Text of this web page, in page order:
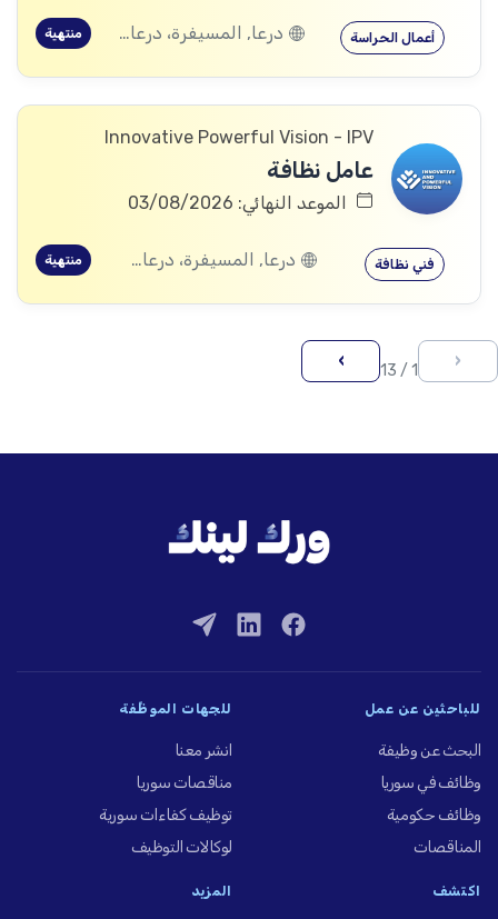
أعمال الحراسة درعا, المسيفرة، درعا, الجيزة، درعا, بصر الحرير، درعا منتهية
Innovative Powerful Vision - IPV
عامل نظافة
الموعد النهائي: 03/08/2026
فني نظافة درعا, المسيفرة، درعا, الجيزة، درعا, بصر الحرير، درعا منتهية
‹
1 / 13
›
للباحثين عن عمل
البحث عن وظيفة
وظائف في سوريا
وظائف حكومية
المناقصات
للجهات الموظِّفة
انشر معنا
مناقصات سوريا
توظيف كفاءات سورية
لوكالات التوظيف
اكتشف المزيد